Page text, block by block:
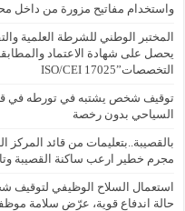
واستخدام مفاتيح مزورة من داخل
المختبر الوطني للشرطة العلمية
يحصل على شهادة الاعتماد
التخصصات”ISO/CEI 17025
توقيف شخص يشتبه في تورطه في
السياحي بدون رخصة
بالقصيبة..بتعليمات من قائد
مجرم خطير ارعب ساكنة القصيبة
استعمال السلاح الوظيفي لتوقيف
حالة اندفاع قوية، عرّض سلامة